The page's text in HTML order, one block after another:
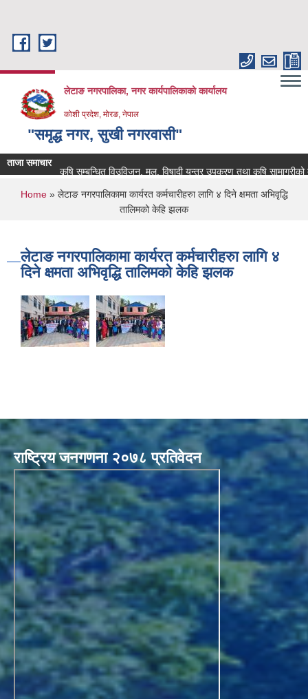
लेटाङ नगरपालिका, नगर कार्यपालिकाको कार्यालय
कोशी प्रदेश, मोरङ, नेपाल
"समृद्ध नगर, सुखी नगरवासी"
ताजा समाचार
कृषि सम्बन्धित विउविजन, मल, विषादी यन्त्र उपकरण तथा कृषि सामाग्रीको
You are here
Home» लेटाङ नगरपालिकामा कार्यरत कर्मचारीहरुा लागि ४ दिने क्षमता अभिवृद्धि
तालिमको केहि झलक
लेटाङ नगरपालिकामा कार्यरत कर्मचारीहरुा लागि ४
दिने क्षमता अभिवृद्धि तालिमको केहि झलक
राष्ट्रिय जनगणना २०७८ प्रतिवेदन